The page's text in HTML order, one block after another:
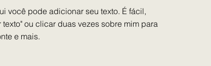
você pode adicionar seu texto. É fácil,
ou clicar duas vezes sobre mim para
e mais.